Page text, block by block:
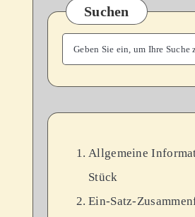
Suchen
Allgemeine
Stück
Ein-Satz-